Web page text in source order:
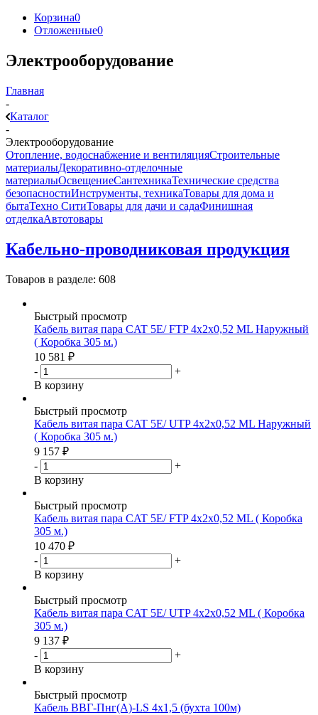
Корзина0
Отложенные0
Электрооборудование
Главная
-
Каталог
-
Электрооборудование
Отопление, водоснабжение и вентиляцияСтроительные
материалыДекоративно-отделочные
материалыОсвещениеСантехникаТехнические средства
безопасностиИнструменты, техникаТовары для дома и
бытаТехно СитиТовары для дачи и садаФинишная
отделкаАвтотовары
Кабельно-проводниковая продукция
Товаров в разделе: 608
Быстрый просмотр
Кабель витая пара CAT 5E/ FTP 4x2x0,52 ML Наружный
( Коробка 305 м.)
10 581 ₽
-
+
В корзину
Быстрый просмотр
Кабель витая пара CAT 5E/ UTP 4x2x0,52 ML Наружный
( Коробка 305 м.)
9 157 ₽
-
+
В корзину
Быстрый просмотр
Кабель витая пара CAT 5E/ FTP 4x2x0,52 ML ( Коробка
305 м.)
10 470 ₽
-
+
В корзину
Быстрый просмотр
Кабель витая пара CAT 5E/ UTP 4x2x0,52 ML ( Коробка
305 м.)
9 137 ₽
-
+
В корзину
Быстрый просмотр
Кабель ВВГ-Пнг(А)-LS 4х1,5 (бухта 100м)